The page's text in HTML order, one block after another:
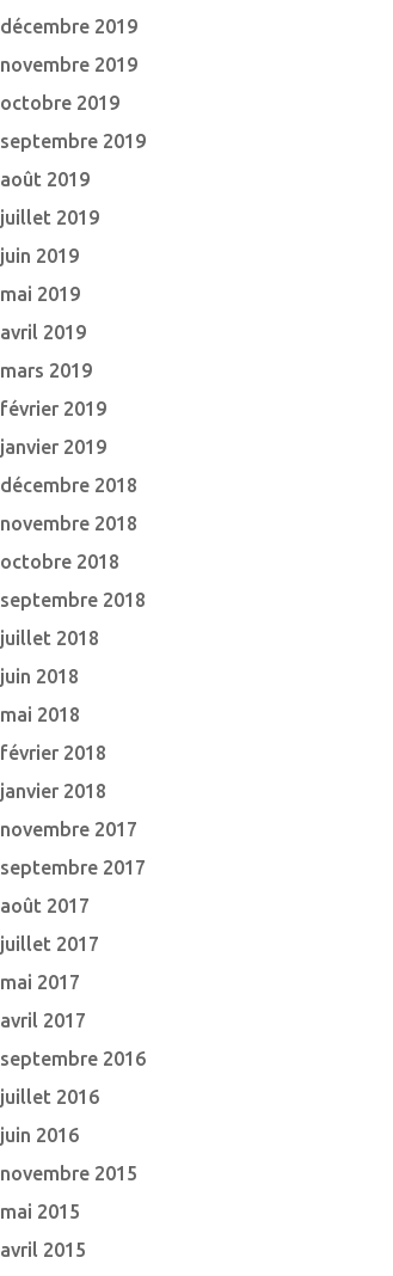
décembre 2019
novembre 2019
octobre 2019
septembre 2019
août 2019
juillet 2019
juin 2019
mai 2019
avril 2019
mars 2019
février 2019
janvier 2019
décembre 2018
novembre 2018
octobre 2018
septembre 2018
juillet 2018
juin 2018
mai 2018
février 2018
janvier 2018
novembre 2017
septembre 2017
août 2017
juillet 2017
mai 2017
avril 2017
septembre 2016
juillet 2016
juin 2016
novembre 2015
mai 2015
avril 2015